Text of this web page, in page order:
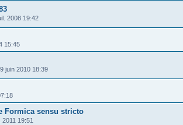
2008 19:42
15:45
juin 2010 18:39
Formica sensu stricto
19:51